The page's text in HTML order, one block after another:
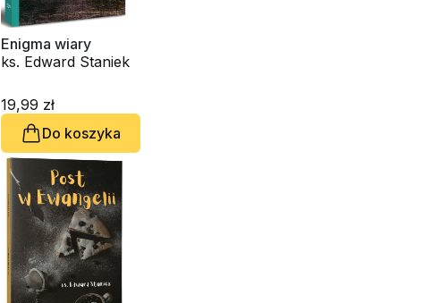
Enigma wiary
ks. Edward Staniek
19,99 zł
Do koszyka